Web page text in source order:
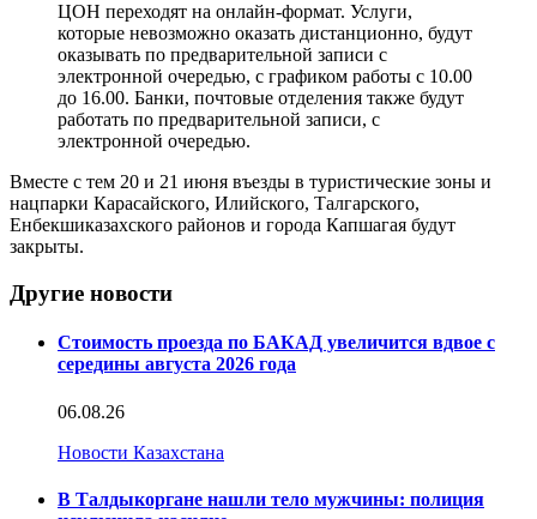
ЦОН переходят на онлайн-формат. Услуги,
которые невозможно оказать дистанционно, будут
оказывать по предварительной записи с
электронной очередью, с графиком работы с 10.00
до 16.00. Банки, почтовые отделения также будут
работать по предварительной записи, с
электронной очередью.
Вместе с тем 20 и 21 июня въезды в туристические зоны и
нацпарки Карасайского, Илийского, Талгарского,
Енбекшиказахского районов и города Капшагая будут
закрыты.
Другие новости
Стоимость проезда по БАКАД увеличится вдвое с
середины августа 2026 года
06.08.26
Новости Казахстана
В Талдыкоргане нашли тело мужчины: полиция